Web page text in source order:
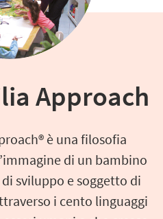
Approach
è una filosofia
di un bambino
sviluppo e soggetto di
i cento linguaggi